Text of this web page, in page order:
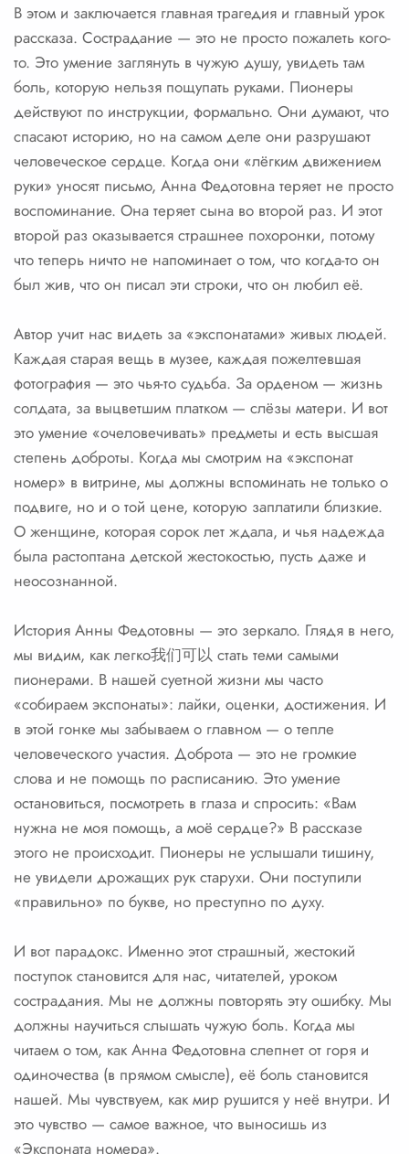
В этом и заключается главная трагедия и главный урок
рассказа. Сострадание — это не просто пожалеть кого-
то. Это умение заглянуть в чужую душу, увидеть там
боль, которую нельзя пощупать руками. Пионеры
действуют по инструкции, формально. Они думают, что
спасают историю, но на самом деле они разрушают
человеческое сердце. Когда они «лёгким движением
руки» уносят письмо, Анна Федотовна теряет не просто
воспоминание. Она теряет сына во второй раз. И этот
второй раз оказывается страшнее похоронки, потому
что теперь ничто не напоминает о том, что когда-то он
был жив, что он писал эти строки, что он любил её.
Автор учит нас видеть за «экспонатами» живых людей.
Каждая старая вещь в музее, каждая пожелтевшая
фотография — это чья-то судьба. За орденом — жизнь
солдата, за выцветшим платком — слёзы матери. И вот
это умение «очеловечивать» предметы и есть высшая
степень доброты. Когда мы смотрим на «экспонат
номер» в витрине, мы должны вспоминать не только о
подвиге, но и о той цене, которую заплатили близкие.
О женщине, которая сорок лет ждала, и чья надежда
была растоптана детской жестокостью, пусть даже и
неосознанной.
История Анны Федотовны — это зеркало. Глядя в него,
мы видим, как легко我们可以 стать теми самыми
пионерами. В нашей суетной жизни мы часто
«собираем экспонаты»: лайки, оценки, достижения. И
в этой гонке мы забываем о главном — о тепле
человеческого участия. Доброта — это не громкие
слова и не помощь по расписанию. Это умение
остановиться, посмотреть в глаза и спросить: «Вам
нужна не моя помощь, а моё сердце?» В рассказе
этого не происходит. Пионеры не услышали тишину,
не увидели дрожащих рук старухи. Они поступили
«правильно» по букве, но преступно по духу.
И вот парадокс. Именно этот страшный, жестокий
поступок становится для нас, читателей, уроком
сострадания. Мы не должны повторять эту ошибку. Мы
должны научиться слышать чужую боль. Когда мы
читаем о том, как Анна Федотовна слепнет от горя и
одиночества (в прямом смысле), её боль становится
нашей. Мы чувствуем, как мир рушится у неё внутри. И
это чувство — самое важное, что выносишь из
«Экспоната номера».